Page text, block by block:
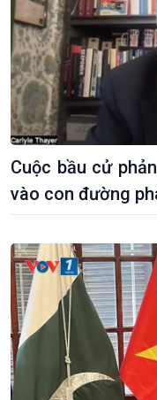
Kinh tế
Tin Kinh tế
Cuộc bầu cử
vào con đường